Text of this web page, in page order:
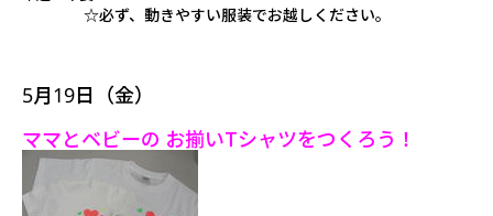
☆必ず、動きやすい服装でお越しください。
5月19日（金）
ママとベビーの お揃いTシャツをつくろう！